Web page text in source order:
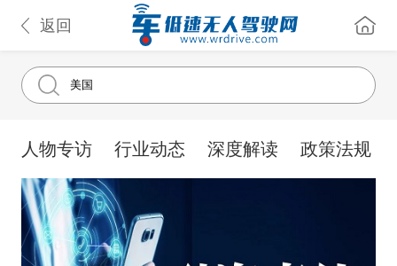
返回
人物专访 行业动态 深度解读 政策法规